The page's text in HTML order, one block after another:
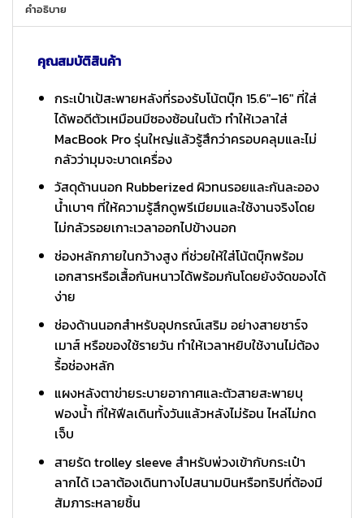
คำอธิบาย
คุณสมบัติสินค้า
กระเป๋าเป้สะพายหลังที่รองรับโน้ตบุ๊ก 15.6″–16″ ที่ใส่
ได้พอดีตัวเหมือนมีซองซ้อนในตัว ทำให้เวลาใส่
MacBook Pro รุ่นใหญ่แล้วรู้สึกว่าครอบคลุมและไม่
กลัวว่ามุมจะบาดเครื่อง
วัสดุด้านนอก Rubberized ผิวทนรอยและกันละออง
น้ำเบาๆ ที่ให้ความรู้สึกดูพรีเมียมและใช้งานจริงโดย
ไม่กลัวรอยเกาะเวลาออกไปข้างนอก
ช่องหลักภายในกว้างสูง ที่ช่วยให้ใส่โน้ตบุ๊กพร้อม
เอกสารหรือเสื้อกันหนาวได้พร้อมกันโดยยังจัดของได้
ง่าย
ช่องด้านนอกสำหรับอุปกรณ์เสริม อย่างสายชาร์จ
เมาส์ หรือของใช้รายวัน ทำให้เวลาหยิบใช้งานไม่ต้อง
รื้อช่องหลัก
แผงหลังตาข่ายระบายอากาศและตัวสายสะพายบุ
ฟองน้ำ ที่ให้ฟีลเดินทั้งวันแล้วหลังไม่ร้อน ไหล่ไม่กด
เจ็บ
สายรัด trolley sleeve สำหรับพ่วงเข้ากับกระเป๋า
ลากได้ เวลาต้องเดินทางไปสนามบินหรือทริปที่ต้องมี
สัมภาระหลายชิ้น